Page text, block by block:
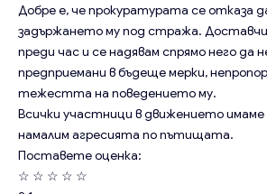
Добре е, че прокуратурата се отказа
задържането му под стража.
преди час и се надявам спрямо него да
предприемани в бъдеще мерки,
тежестта на поведението му.
Всички участници в движението
намалим агресията по пътищата.
Поставете оценка:
☆ ☆ ☆ ☆ ☆